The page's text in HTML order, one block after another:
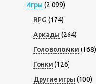
Игры (2 099)
RPG (174)
Аркады (264)
Головоломки (168)
Гонки (126)
Другие игры (100)